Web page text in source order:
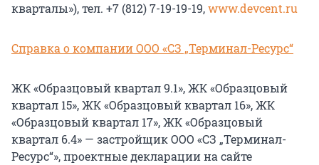
кварталы»), тел. +7 (812) 7-19-19-19,www.devcent.ru
Справка о компании ООО «СЗ „Терминал-Ресурс“
ЖК «Образцовый квартал 9.1», ЖК «Образцовый
квартал 15», ЖК «Образцовый квартал 16», ЖК
«Образцовый квартал 17», ЖК «Образцовый
квартал 6.4» — застройщик ООО «СЗ „Терминал-
Ресурс“», проектные декларации на сайте